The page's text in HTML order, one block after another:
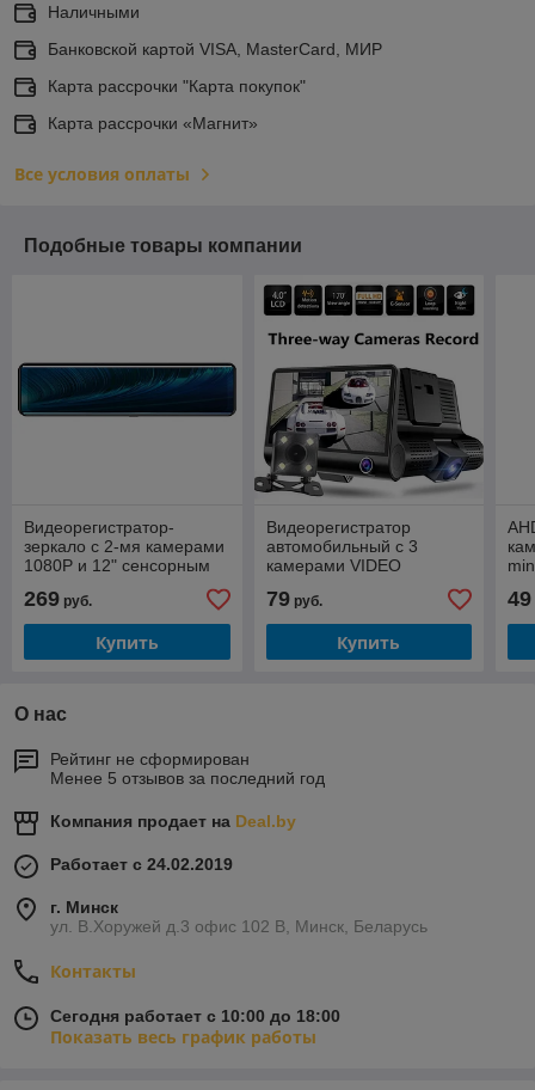
Наличными
Банковской картой VISA, MasterCard, МИР
Карта рассрочки "Карта покупок"
Карта рассрочки «Магнит»
Все условия оплаты
Подобные товары компании
Видеорегистратор-
зеркало с 2-мя камерами
1080P и 12" сенсорным
269 руб.
Купить
Видеорегистратор
автомобильный с 3
камерами VIDEO
CARDVR С8 Full HD 1080
79руб.
Купить
49
О нас
Рейтинг не сформирован
Менее 5 отзывов за последний год
Компания продает на Deal.by
Работает с 24.02.2019
г. Минск
ул. В.Хоружей д.3 офис 102 В, Минск, Беларусь
Контакты
Сегодня работает с 10:00 до 18:00
Показать весь график работы